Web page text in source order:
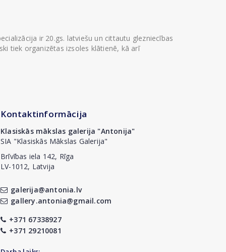
ir 20.gs. latviešu un cittautu glezniecības
tiek organizētas izsoles klātienē, kā arī
Kontaktinformācija
Klasiskās mākslas galerija "Antonija"
SIA "Klasiskās Mākslas Galerija"
Brīvības iela 142, Rīga
LV-1012, Latvija
galerija@antonia.lv
gallery.antonia@gmail.com
+371 67338927
+371 29210081